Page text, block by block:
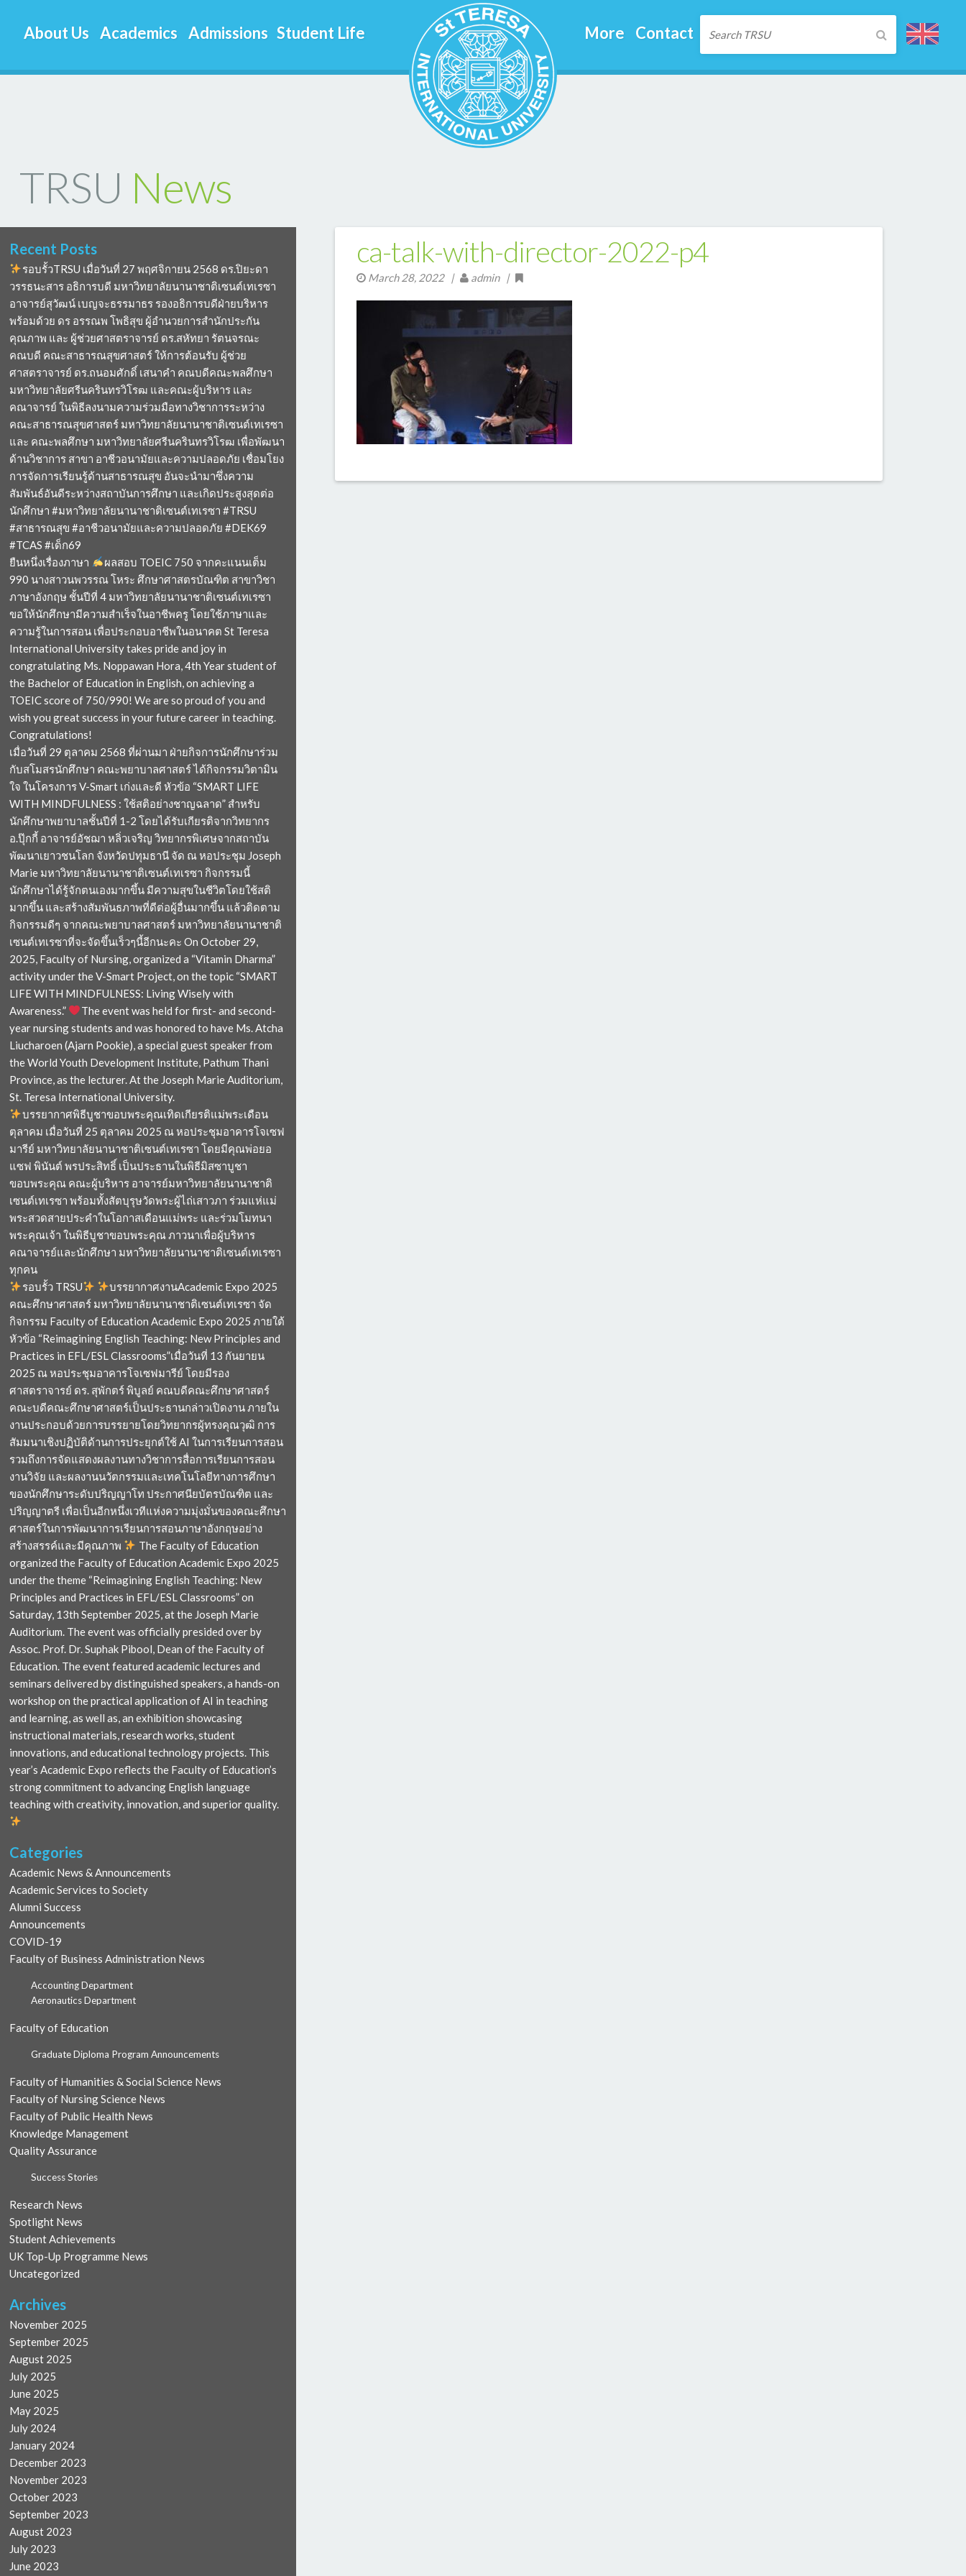
About Us Academics Admissions Student Life More Contact
TRSU News
Recent Posts
รอบรั้วTRSU เมื่อวันที่ 27 พฤศจิกายน 2568 ดร.ปิยะดา
วรรธนะสาร อธิการบดี มหาวิทยาลัยนานาชาติเซนต์เทเรซา
อาจารย์สุวัฒน์ เบญจะธรรมาธร รองอธิการบดีฝ่ายบริหาร
พร้อมด้วย ดร อรรณพ โพธิสุข ผู้อำนวยการสำนักประกัน
คุณภาพ และ ผู้ช่วยศาสตราจารย์ ดร.สหัทยา รัตนจรณะ
คณบดี คณะสาธารณสุขศาสตร์ ให้การต้อนรับ ผู้ช่วย
ศาสตราจารย์ ดร.ถนอมศักดิ์ เสนาคำ คณบดีคณะพลศึกษา
มหาวิทยาลัยศรีนครินทรวิโรฒ และคณะผู้บริหาร และ
คณาจารย์ ในพิธีลงนามความร่วมมือทางวิชาการระหว่าง
คณะสาธารณสุขศาสตร์ มหาวิทยาลัยนานาชาติเซนต์เทเรซา
และ คณะพลศึกษา มหาวิทยาลัยศรีนครินทรวิโรฒ เพื่อพัฒนา
ด้านวิชาการ สาขา อาชีวอนามัยและความปลอดภัย เชื่อมโยง
การจัดการเรียนรู้ด้านสาธารณสุข อันจะนำมาซึ่งความ
สัมพันธ์อันดีระหว่างสถาบันการศึกษา และเกิดประสูงสุดต่อ
นักศึกษา #มหาวิทยาลัยนานาชาติเซนต์เทเรซา #TRSU
#สาธารณสุข #อาชีวอนามัยและความปลอดภัย #DEK69
#TCAS #เด็ก69
ยืนหนึ่งเรื่องภาษา
ผลสอบ TOEIC 750 จากคะแนนเต็ม
990 นางสาวนพวรรณ โหระ ศึกษาศาสตรบัณฑิต สาขาวิชา
ภาษาอังกฤษ ชั้นปีที่ 4 มหาวิทยาลัยนานาชาติเซนต์เทเรซา
ขอให้นักศึกษามีความสำเร็จในอาชีพครู โดยใช้ภาษาและ
ความรู้ในการสอน เพื่อประกอบอาชีพในอนาคต St Teresa
International University takes pride and joy in
congratulating Ms. Noppawan Hora, 4th Year student of
the Bachelor of Education in English, on achieving a
TOEIC score of 750/990! We are so proud of you and
wish you great success in your future career in teaching.
Congratulations!
เมื่อวันที่ 29 ตุลาคม 2568 ที่ผ่านมา ฝ่ายกิจการนักศึกษาร่วม
กับสโมสรนักศึกษา คณะพยาบาลศาสตร์ ได้กิจกรรมวิตามิน
ใจ ในโครงการ V-Smart เก่งและดี หัวข้อ “SMART LIFE
WITH MINDFULNESS : ใช้สติอย่างชาญฉลาด” สำหรับ
นักศึกษาพยาบาลชั้นปีที่ 1-2 โดยได้รับเกียรติจากวิทยากร
อ.ปุ๊กกี้ อาจารย์อัชฌา หลิ่วเจริญ วิทยากรพิเศษจากสถาบัน
พัฒนาเยาวชนโลก จังหวัดปทุมธานี จัด ณ หอประชุม Joseph
Marie มหาวิทยาลัยนานาชาติเซนต์เทเรซา กิจกรรมนี้
นักศึกษาได้รู้จักตนเองมากขึ้น มีความสุขในชีวิตโดยใช้สติ
มากขึ้น และสร้างสัมพันธภาพที่ดีต่อผู้อื่นมากขึ้น แล้วติดตาม
กิจกรรมดีๆ จากคณะพยาบาลศาสตร์ มหาวิทยาลัยนานาชาติ
เซนต์เทเรซาที่จะจัดขึ้นเร็วๆนี้อีกนะคะ On October 29,
2025, Faculty of Nursing, organized a “Vitamin Dharma”
activity under the V-Smart Project, on the topic “SMART
LIFE WITH MINDFULNESS: Living Wisely with
Awareness.”
The event was held for first- and second-
year nursing students and was honored to have Ms. Atcha
Liucharoen (Ajarn Pookie), a special guest speaker from
the World Youth Development Institute, Pathum Thani
Province, as the lecturer. At the Joseph Marie Auditorium,
St. Teresa International University.
บรรยากาศพิธีบูชาขอบพระคุณเทิดเกียรติแม่พระเดือน
ตุลาคม เมื่อวันที่ 25 ตุลาคม 2025 ณ หอประชุมอาคารโจเซฟ
มารีย์ มหาวิทยาลัยนานาชาติเซนต์เทเรซา โดยมีคุณพ่อยอ
แซฟ พินันต์ พรประสิทธิ์ เป็นประธานในพิธีมิสซาบูชา
ขอบพระคุณ คณะผู้บริหาร อาจารย์มหาวิทยาลัยนานาชาติ
เซนต์เทเรซา พร้อมทั้งสัตบุรุษวัดพระผู้ไถ่เสาวภา ร่วมแห่แม่
พระสวดสายประคำในโอกาสเดือนแม่พระ และร่วมโมทนา
พระคุณเจ้า ในพิธีบูชาขอบพระคุณ ภาวนาเพื่อผู้บริหาร
คณาจารย์และนักศึกษา มหาวิทยาลัยนานาชาติเซนต์เทเรซา
ทุกคน
รอบรั้ว TRSU
บรรยากาศงานAcademic Expo 2025
คณะศึกษาศาสตร์ มหาวิทยาลัยนานาชาติเซนต์เทเรซา จัด
กิจกรรม Faculty of Education Academic Expo 2025 ภายใต้
หัวข้อ “Reimagining English Teaching: New Principles and
Practices in EFL/ESL Classrooms”เมื่อวันที่ 13 กันยายน
2025 ณ หอประชุมอาคารโจเซฟมารีย์ โดยมีรอง
ศาสตราจารย์ ดร. สุพักตร์ พิบูลย์ คณบดีคณะศึกษาศาสตร์
คณะบดีคณะศึกษาศาสตร์เป็นประธานกล่าวเปิดงาน ภายใน
งานประกอบด้วยการบรรยายโดยวิทยากรผู้ทรงคุณวุฒิ การ
สัมมนาเชิงปฏิบัติด้านการประยุกต์ใช้ AI ในการเรียนการสอน
รวมถึงการจัดแสดงผลงานทางวิชาการสื่อการเรียนการสอน
งานวิจัย และผลงานนวัตกรรมและเทคโนโลยีทางการศึกษา
ของนักศึกษาระดับปริญญาโท ประกาศนียบัตรบัณฑิต และ
ปริญญาตรี เพื่อเป็นอีกหนึ่งเวทีแห่งความมุ่งมั่นของคณะศึกษา
ศาสตร์ในการพัฒนาการเรียนการสอนภาษาอังกฤษอย่าง
สร้างสรรค์และมีคุณภาพ
The Faculty of Education
organized the Faculty of Education Academic Expo 2025
under the theme “Reimagining English Teaching: New
Principles and Practices in EFL/ESL Classrooms” on
Saturday, 13th September 2025, at the Joseph Marie
Auditorium. The event was officially presided over by
Assoc. Prof. Dr. Suphak Pibool, Dean of the Faculty of
Education. The event featured academic lectures and
seminars delivered by distinguished speakers, a hands-on
workshop on the practical application of AI in teaching
and learning, as well as, an exhibition showcasing
instructional materials, research works, student
innovations, and educational technology projects. This
year’s Academic Expo reflects the Faculty of Education’s
strong commitment to advancing English language
teaching with creativity, innovation, and superior quality.
Categories
Academic News & Announcements
Academic Services to Society
Alumni Success
Announcements
COVID-19
Faculty of Business Administration News
Accounting Department
Aeronautics Department
Faculty of Education
Graduate Diploma Program Announcements
Faculty of Humanities & Social Science News
Faculty of Nursing Science News
Faculty of Public Health News
Knowledge Management
Quality Assurance
Success Stories
Research News
Spotlight News
Student Achievements
UK Top-Up Programme News
Uncategorized
Archives
November 2025
September 2025
August 2025
July 2025
June 2025
May 2025
July 2024
January 2024
December 2023
November 2023
October 2023
September 2023
August 2023
July 2023
June 2023
ca-talk-with-director-2022-p4
March 28, 2022| admin |